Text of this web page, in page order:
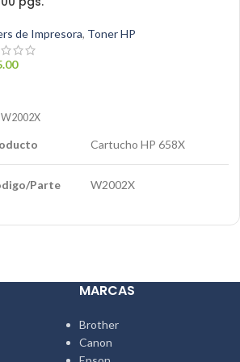
de Impresora, Toner HP
W2002X
Cartucho HP 658X
Parte W2002X
LaserJet M571™
Hewlett-Packard®
MARCAS
Brother
Canon